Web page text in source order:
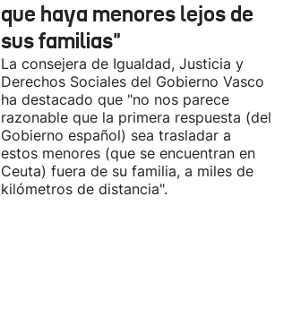
que haya menores lejos de
sus familias"
La consejera de Igualdad, Justicia y
Derechos Sociales del Gobierno Vasco
ha destacado que "no nos parece
razonable que la primera respuesta (del
Gobierno español) sea trasladar a
estos menores (que se encuentran en
Ceuta) fuera de su familia, a miles de
kilómetros de distancia".